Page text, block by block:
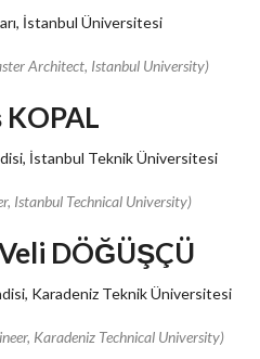
İstanbul Üniversitesi
Architect, Istanbul University)
İstanbul Teknik Üniversitesi
Istanbul Technical University)
DÖĞÜŞÇÜ
Karadeniz Teknik Üniversitesi
Karadeniz Technical University)